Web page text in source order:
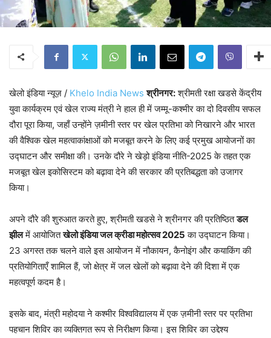
खेलो इंडिया न्यूज़ / Khelo India News श्रीनगर:श्रीमती रक्षा खडसे केंद्रीय
युवा कार्यक्रम एवं खेल राज्य मंत्री ने हाल ही में जम्मू-कश्मीर का दो दिवसीय सफल
दौरा पूरा किया, जहाँ उन्होंने ज़मीनी स्तर पर खेल प्रतिभा को निखारने और भारत
की वैश्विक खेल महत्वाकांक्षाओं को मजबूत करने के लिए कई प्रमुख आयोजनों का
उद्घाटन और समीक्षा की। उनके दौरे ने खेड़ो इंडिया नीति-2025 के तहत एक
मजबूत खेल इकोसिस्टम को बढ़ावा देने की सरकार की प्रतिबद्धता को उजागर
किया।
अपने दौरे की शुरुआत करते हुए, श्रीमती खडसे ने श्रीनगर की प्रतिष्ठितडल
झीलमें आयोजितखेलो इंडिया जल क्रीडा महोत्सव 2025 का उद्घाटन किया।
23 अगस्त तक चलने वाले इस आयोजन में नौकायन, कैनोइंग और कयाकिंग की
प्रतियोगिताएँ शामिल हैं, जो क्षेत्र में जल खेलों को बढ़ावा देने की दिशा में एक
महत्वपूर्ण कदम है।
इसके बाद, मंत्री महोदया ने कश्मीर विश्वविद्यालय में एक ज़मीनी स्तर पर प्रतिभा
पहचान शिविर का व्यक्तिगत रूप से निरीक्षण किया। इस शिविर का उद्देश्य